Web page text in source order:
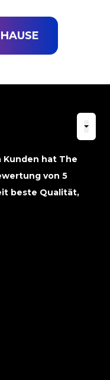
Kunden hat The
von 5
beste Qualität,